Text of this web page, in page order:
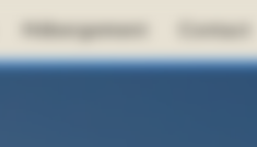
Hébergement